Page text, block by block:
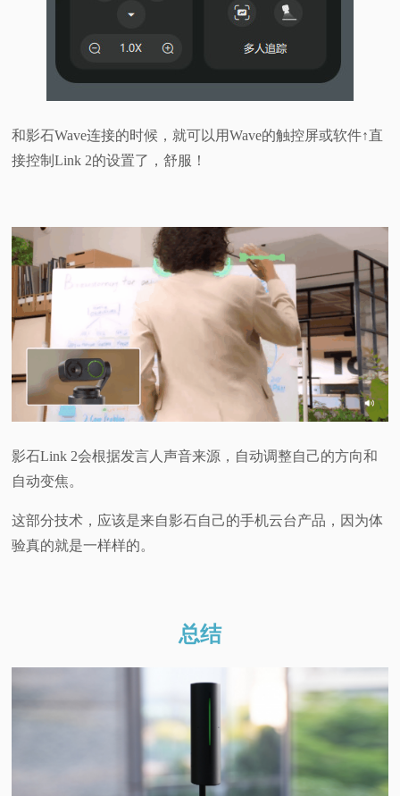
和影石Wave连接的时候，就可以用Wave的触控屏或软件↑直
接控制Link 2的设置了，舒服！
影石Link 2会根据发言人声音来源，自动调整自己的方向和
自动变焦。
这部分技术，应该是来自影石自己的手机云台产品，因为体
验真的就是一样样的。
总结